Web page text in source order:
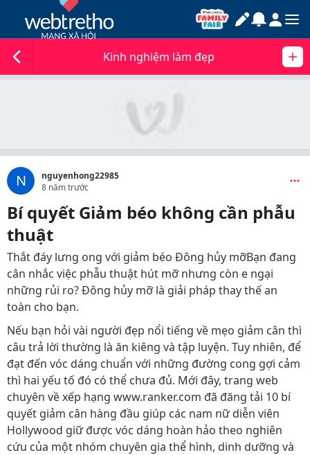
Kinh nghiệm làm đẹp
N
nguyenhong22985
8 năm trước
Bí quyết Giảm béo không cần phẫu
thuật
Thắt đáy lưng ong với giảm béo Đông hủy mỡBạn đang
cân nhắc việc phẫu thuật hút mỡ nhưng còn e ngại
những rủi ro? Đông hủy mỡ là giải pháp thay thế an
toàn cho bạn.
Nếu bạn hỏi vài người đẹp nổi tiếng về mẹo giảm cân thì
câu trả lời thường là ăn kiêng và tập luyện. Tuy nhiên, để
đạt đến vóc dáng chuẩn với những đường cong gợi cảm
thì hai yếu tố đó có thể chưa đủ. Mới đây, trang web
chuyên về xếp hạng www.ranker.com đã đăng tải 10 bí
quyết giảm cân hàng đầu giúp các nam nữ diễn viên
Hollywood giữ được vóc dáng hoàn hảo theo nghiên
cứu của một nhóm chuyên gia thể hình, dinh dưỡng và